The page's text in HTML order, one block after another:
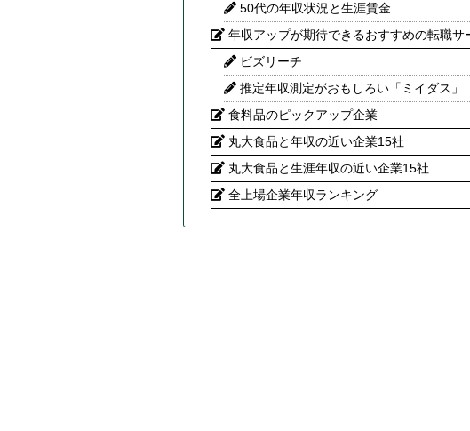
50代の年収状況と生涯賃金
年収アップが期待できるおすすめの転職サ
ビズリーチ
推定年収測定がおもしろい「ミイダス」
食料品のピックアップ企業
丸大食品と年収の近い企業15社
丸大食品と生涯年収の近い企業15社
全上場企業年収ランキング